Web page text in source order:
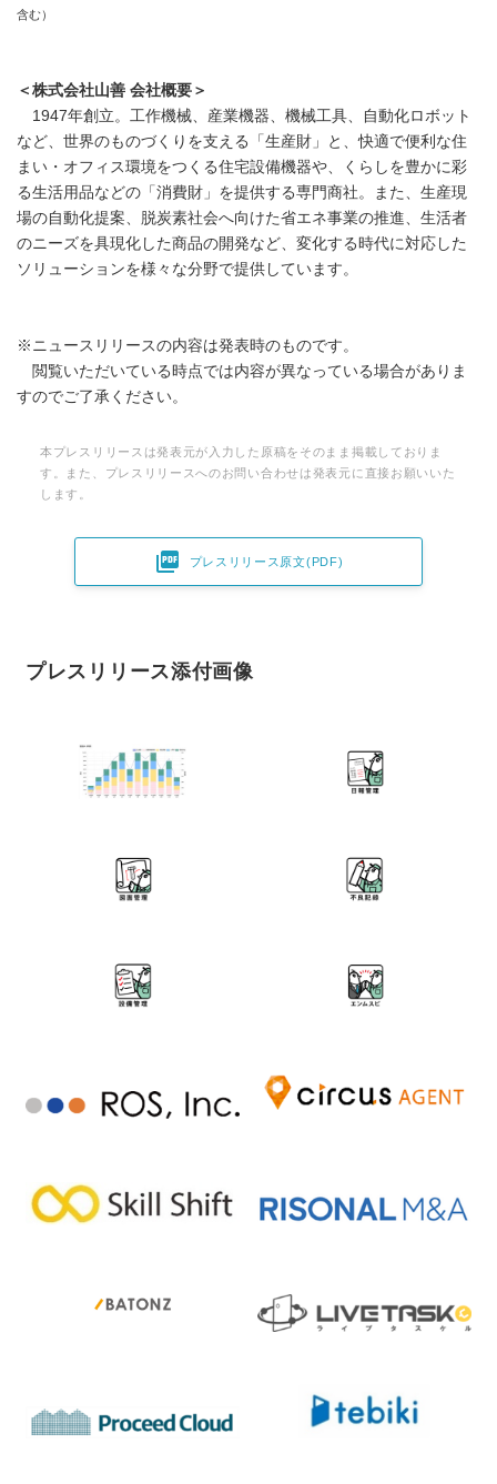
含む）
＜株式会社山善 会社概要＞
1947年創立。工作機械、産業機器、機械工具、自動化ロボット
など、世界のものづくりを支える「生産財」と、快適で便利な住
まい・オフィス環境をつくる住宅設備機器や、くらしを豊かに彩
る生活用品などの「消費財」を提供する専門商社。また、生産現
場の自動化提案、脱炭素社会へ向けた省エネ事業の推進、生活者
のニーズを具現化した商品の開発など、変化する時代に対応した
ソリューションを様々な分野で提供しています。
※ニュースリリースの内容は発表時のものです。
閲覧いただいている時点では内容が異なっている場合がありま
すのでご了承ください。
本プレスリリースは発表元が入力した原稿をそのまま掲載しておりま
す。また、プレスリリースへのお問い合わせは発表元に直接お願いいた
します。
 プレスリリース原文(PDF)
プレスリリース添付画像